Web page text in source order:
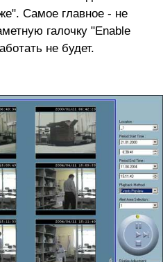
Самое главное - не
галочку "Enable
не будет.